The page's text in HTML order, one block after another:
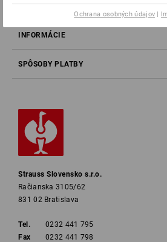
SPOLOČNOSŤ
INFORMÁCIE
SPÔSOBY PLATBY
Strauss Slovensko s.r.o.
Račianska 3105/62
831 02 Bratislava
Tel.
0232 441 795
Fax
0232 441 798
Ochrana osobných údajov |